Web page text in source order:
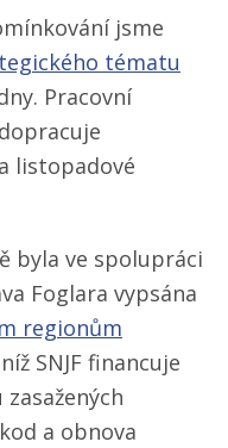
jsme
tématu
Pracovní
listopadové
byla ve spolupráci
Foglara vypsána
regionům
SNJF financuje
a obnova